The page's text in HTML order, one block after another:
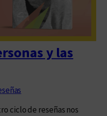
y las
ciclo de reseñas nos